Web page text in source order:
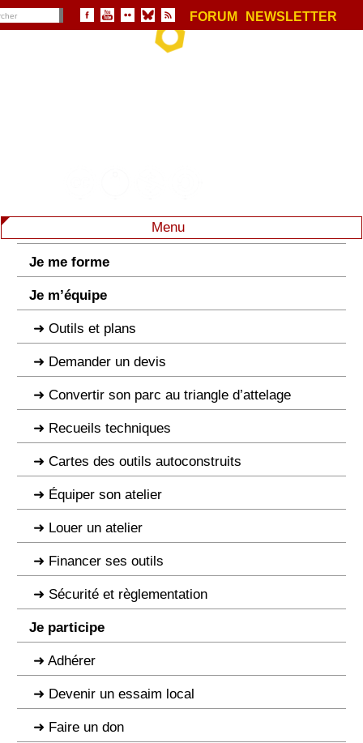
FORUM NEWSLETTER
Menu
Je me forme
Je m’équipe
Outils et plans
Demander un devis
Convertir son parc au triangle d’attelage
Recueils techniques
Cartes des outils autoconstruits
Équiper son atelier
Louer un atelier
Financer ses outils
Sécurité et règlementation
Je participe
Adhérer
Devenir un essaim local
Faire un don